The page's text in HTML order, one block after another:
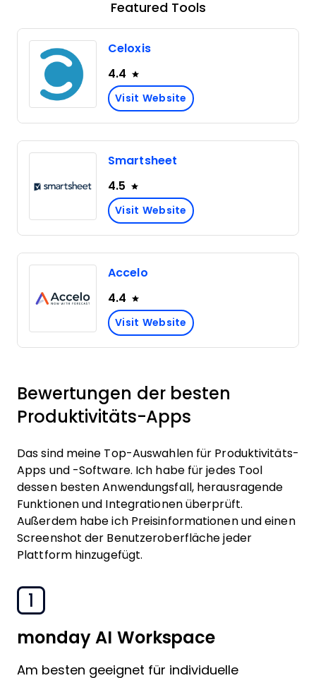
Featured Tools
Celoxis
4.4
Visit Website
Smartsheet
4.5
Visit Website
Accelo
4.4
Visit Website
Bewertungen der besten
Produktivitäts-Apps
Das sind meine Top-Auswahlen für Produktivitäts-
Apps und -Software. Ich habe für jedes Tool
dessen besten Anwendungsfall, herausragende
Funktionen und Integrationen überprüft.
Außerdem habe ich Preisinformationen und einen
Screenshot der Benutzeroberfläche jeder
Plattform hinzugefügt.
1
monday AI Workspace
Am besten geeignet für individuelle